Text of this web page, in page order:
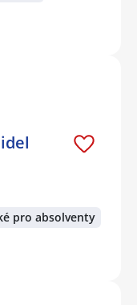
pro absolventy